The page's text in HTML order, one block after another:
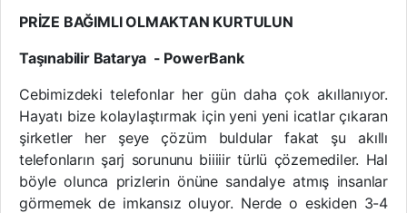
PRİZE BAĞIMLI OLMAKTAN KURTULUN
Taşınabilir Batarya - PowerBank
Cebimizdeki telefonlar her gün daha çok akıllanıyor.
Hayatı bize kolaylaştırmak için yeni yeni icatlar çıkaran
şirketler her şeye çözüm buldular fakat şu akıllı
telefonların şarj sorununu biiiiir türlü çözemediler. Hal
böyle olunca prizlerin önüne sandalye atmış insanlar
görmemek de imkansız oluyor. Nerde o eskiden 3-4